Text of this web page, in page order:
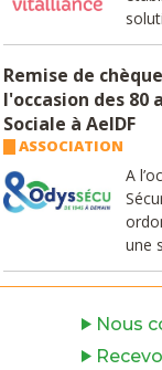
Remise de
l'occasion des 80
Sociale à AeIDF
ASSOCIATION
A
une
Nous